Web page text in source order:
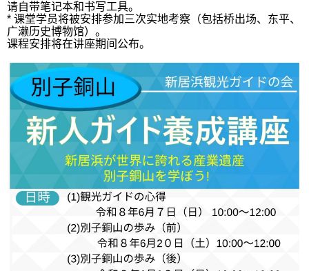
请自带笔记本和书写工具。
* 课堂学员将被安排参加三次实地考察（包括桥出场、东平、
广濑历史博物馆）。
课程安排将在讲座期间公布。